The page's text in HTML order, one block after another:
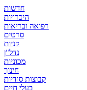
חדשות
היכרויות
רפואה ובריאות
סרטים
קניות
נדל"ן
מכוניות
חינוך
קבוצות סודיות
בעלי חיים